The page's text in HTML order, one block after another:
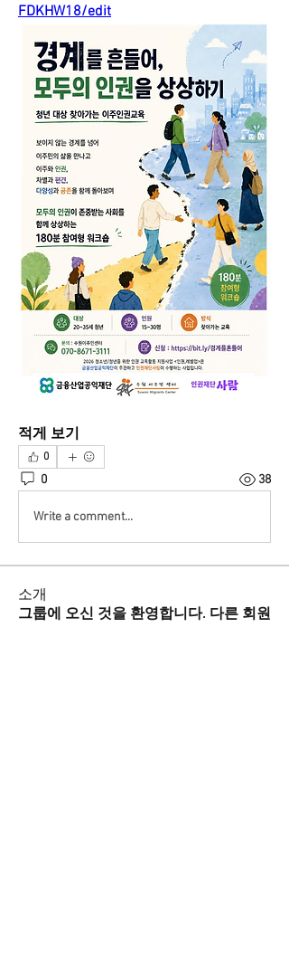
FDKHW18/edit
적게 보기
0
0 38
Write a comment...
소개
그룹에 오신 것을 환영합니다. 다른 회원